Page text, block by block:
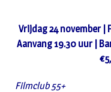
Vrijdag 24 november |
Aanvang 19.30 uur |
Filmclub 55+